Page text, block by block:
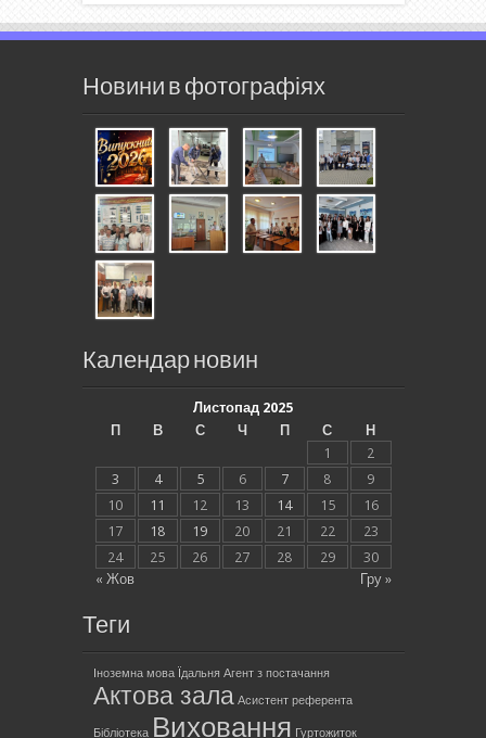
Новини в фотографіях
Календар новин
Листопад 2025
П
В С Ч П С Н
« Жов Гру »
1
2
3
4 5 6 7 8
9
10
11 12 13 14 15
16
17
18 19 20 21 22
23
24
25 26 27 28 29 30
Теги
Іноземна мова Їдальня Агент з постачання
Актова зала Асистент референта
Бібліотека Виховання Гуртожиток